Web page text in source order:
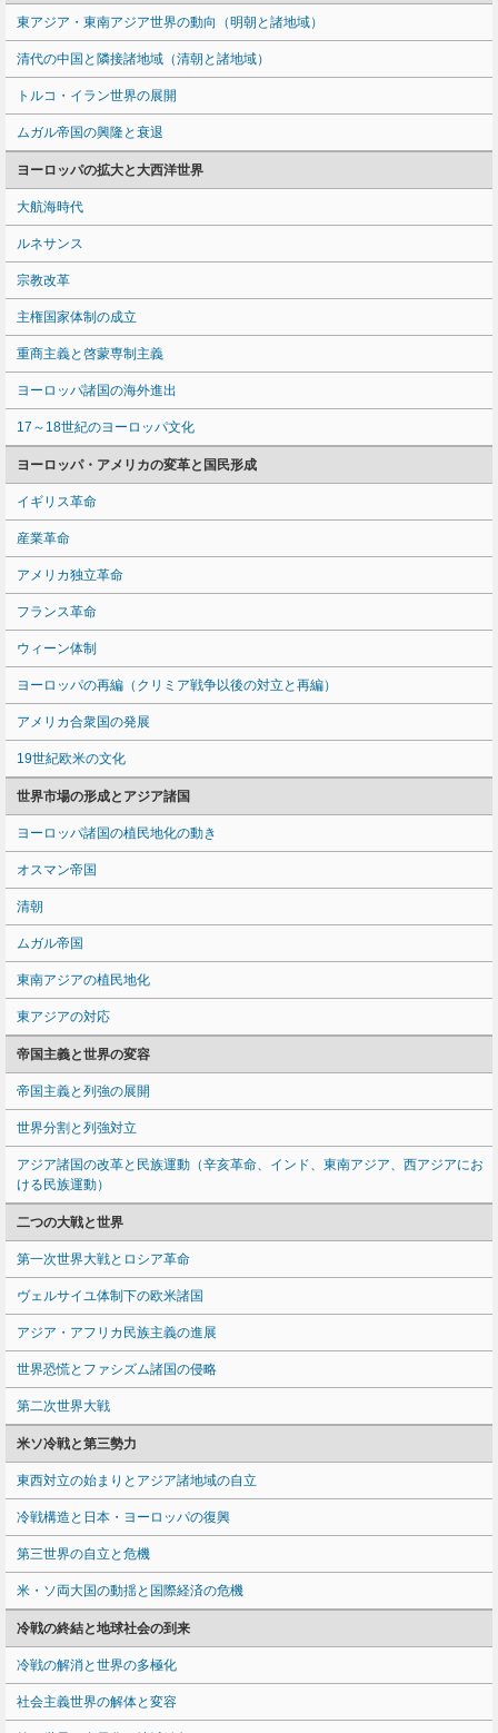
東アジア・東南アジア世界の動向（明朝と諸地域）
清代の中国と隣接諸地域（清朝と諸地域）
トルコ・イラン世界の展開
ムガル帝国の興隆と衰退
ヨーロッパの拡大と大西洋世界
大航海時代
ルネサンス
宗教改革
主権国家体制の成立
重商主義と啓蒙専制主義
ヨーロッパ諸国の海外進出
17～18世紀のヨーロッパ文化
ヨーロッパ・アメリカの変革と国民形成
イギリス革命
産業革命
アメリカ独立革命
フランス革命
ウィーン体制
ヨーロッパの再編（クリミア戦争以後の対立と再編）
アメリカ合衆国の発展
19世紀欧米の文化
世界市場の形成とアジア諸国
ヨーロッパ諸国の植民地化の動き
オスマン帝国
清朝
ムガル帝国
東南アジアの植民地化
東アジアの対応
帝国主義と世界の変容
帝国主義と列強の展開
世界分割と列強対立
アジア諸国の改革と民族運動（辛亥革命、インド、東南アジア、西アジアにお
ける民族運動）
二つの大戦と世界
第一次世界大戦とロシア革命
ヴェルサイユ体制下の欧米諸国
アジア・アフリカ民族主義の進展
世界恐慌とファシズム諸国の侵略
第二次世界大戦
米ソ冷戦と第三勢力
東西対立の始まりとアジア諸地域の自立
冷戦構造と日本・ヨーロッパの復興
第三世界の自立と危機
米・ソ両大国の動揺と国際経済の危機
冷戦の終結と地球社会の到来
冷戦の解消と世界の多極化
社会主義世界の解体と変容